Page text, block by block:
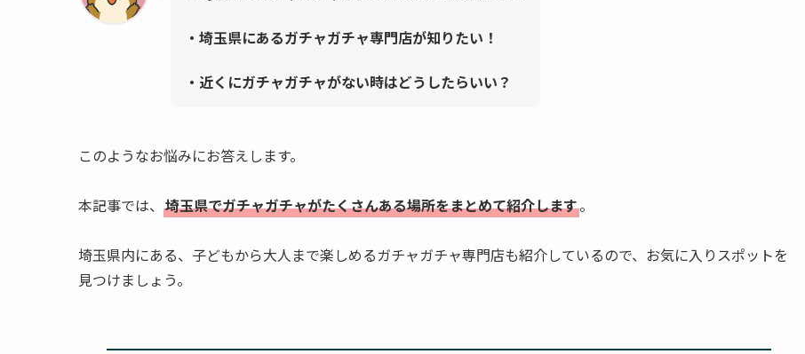
・埼玉県にあるガチャガチャ専門店が知りたい！
・近くにガチャガチャがない時はどうしたらいい？
このようなお悩みにお答えします。
本記事では、 埼玉県でガチャガチャがたくさんある場所をまとめて紹介します。
埼玉県内にある、子どもから大人まで楽しめるガチャガチャ専門店も紹介しているので、お気に入りスポットを
見つけましょう。